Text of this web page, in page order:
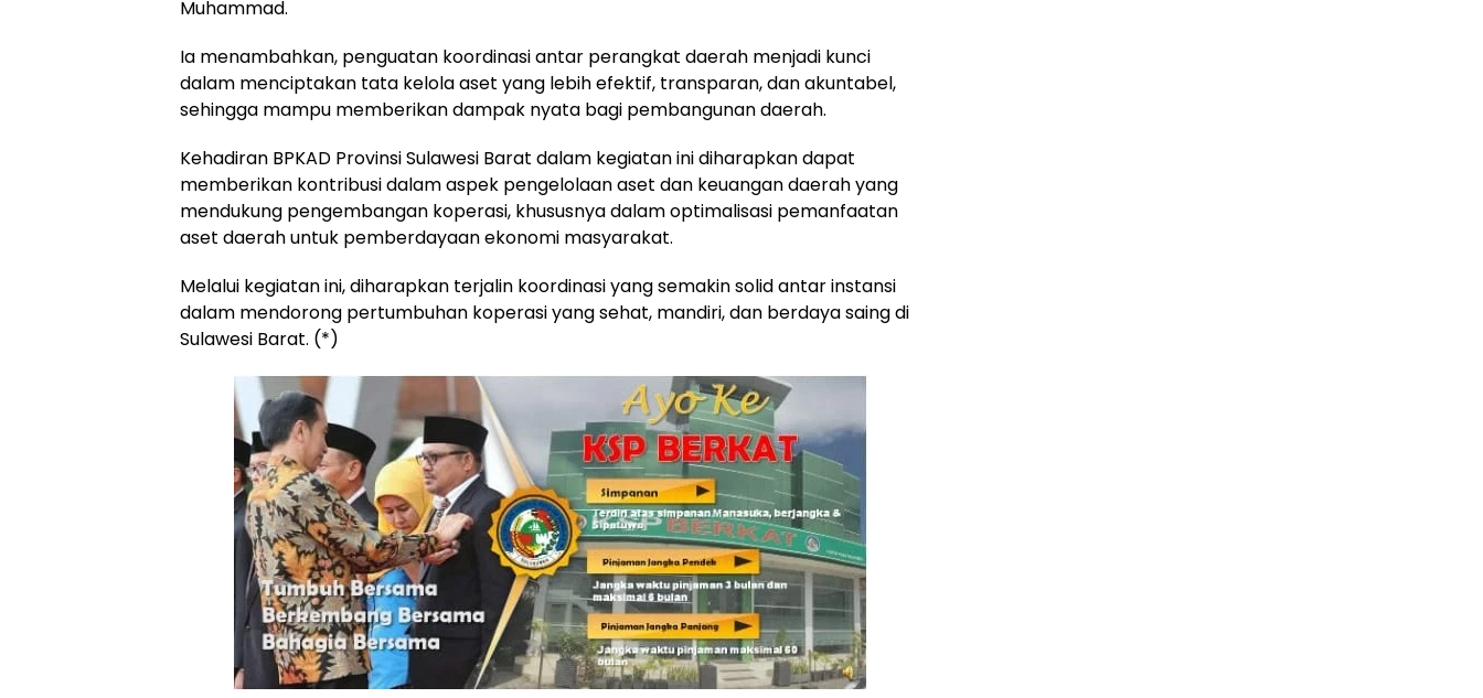
Muhammad.
Ia menambahkan, penguatan koordinasi antar perangkat daerah menjadi kunci
dalam menciptakan tata kelola aset yang lebih efektif, transparan, dan akuntabel,
sehingga mampu memberikan dampak nyata bagi pembangunan daerah.
Kehadiran BPKAD Provinsi Sulawesi Barat dalam kegiatan ini diharapkan dapat
memberikan kontribusi dalam aspek pengelolaan aset dan keuangan daerah yang
mendukung pengembangan koperasi, khususnya dalam optimalisasi pemanfaatan
aset daerah untuk pemberdayaan ekonomi masyarakat.
Melalui kegiatan ini, diharapkan terjalin koordinasi yang semakin solid antar instansi
dalam mendorong pertumbuhan koperasi yang sehat, mandiri, dan berdaya saing di
Sulawesi Barat. (*)